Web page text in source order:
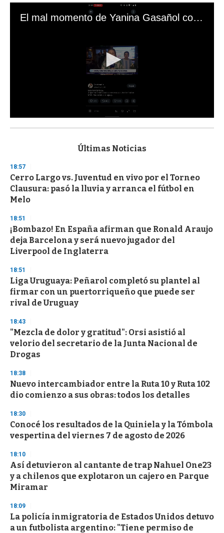
El mal momento de Yanina Gasañol con un hincha argentino en "Subrayado"
s
d
s
o
f
3
s
e
c
o
n
Últimas Noticias
18:57
Cerro Largo vs. Juventud en vivo por el Torneo
Clausura: pasó la lluvia y arranca el fútbol en
Melo
18:51
¡Bombazo! En España afirman que Ronald Araujo
deja Barcelona y será nuevo jugador del
Liverpool de Inglaterra
18:51
Liga Uruguaya: Peñarol completó su plantel al
firmar con un puertorriqueño que puede ser
rival de Uruguay
18:43
"Mezcla de dolor y gratitud": Orsi asistió al
velorio del secretario de la Junta Nacional de
Drogas
18:38
Nuevo intercambiador entre la Ruta 10 y Ruta 102
dio comienzo a sus obras: todos los detalles
18:30
Conocé los resultados de la Quiniela y la Tómbola
vespertina del viernes 7 de agosto de 2026
18:10
Así detuvieron al cantante de trap Nahuel One23
y a chilenos que explotaron un cajero en Parque
Miramar
18:09
La policía inmigratoria de Estados Unidos detuvo
a un futbolista argentino: "Tiene permiso de